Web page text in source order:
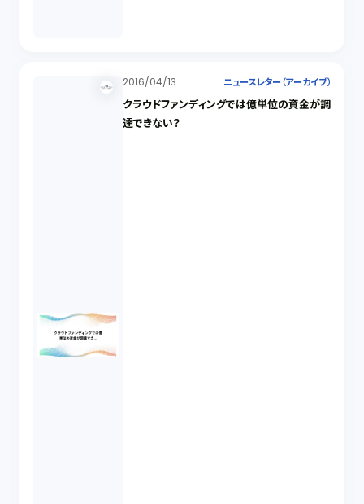
2016/04/13 ニュースレター（アーカイブ）
クラウドファンディングでは億単位の資金が調
達できない？